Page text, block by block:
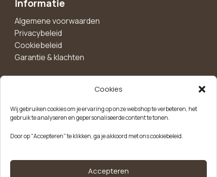
Cookies
Wij gebruiken cookies om je ervaring op onze webshop te verbeteren, het
gebruik te analyseren en gepersonaliseerde content te tonen.
Door op "Accepteren" te klikken, ga je akkoord met ons cookiebeleid.
Accepteren
Informatie
Algemene voorwaarden
Privacybeleid
Cookiebeleid
Garantie & klachten
korting!
aanbiedingen, nieuwe producten en handige tips.